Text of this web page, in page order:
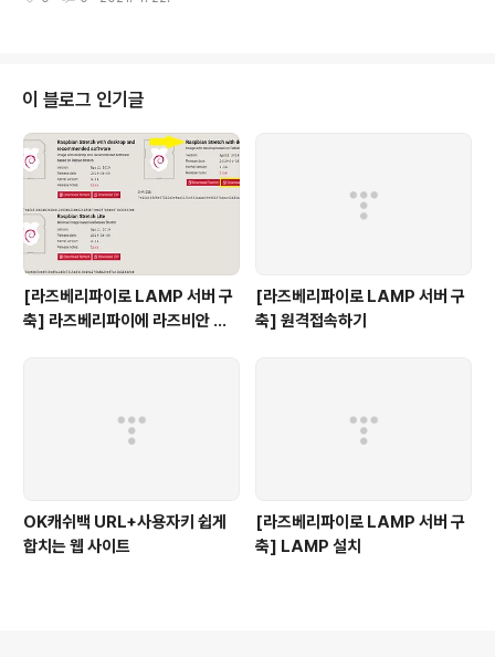
이 블로그 인기글
[라즈베리파이로 LAMP 서버 구
축] 라즈베리파이에 라즈비안 설
[라즈베리파이로 LAMP 서버 구
축] 원격접속하기
OK캐쉬백 URL+사용자키 쉽게
합치는 웹 사이트
[라즈베리파이로 LAMP 서버 구
축] LAMP 설치